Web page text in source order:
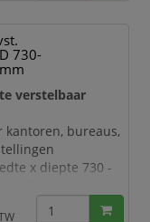
120 kg
van 42 dB
van staal met
poedercoating
via 2
730-
verstelbaar
kantoren, bureaus,
x diepte 730 -
met